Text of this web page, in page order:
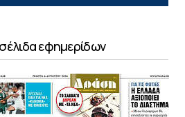
εφημερίδων